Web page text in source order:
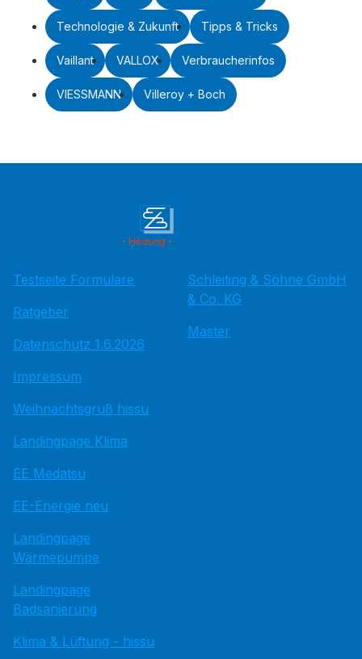
Technologie & Zukunft Tipps & Tricks
Vaillant VALLOX Verbraucherinfos
VIESSMANN Villeroy + Boch
Testseite Formulare
Ratgeber
Datenschutz 1.6.2026
Impressum
Weihnachtsgruß hissu
Landingpage Klima
EE Medatsu
EE-Energie neu
Landingpage
Wärmepumpe
Landingpage
Badsanierung
Klima & Lüftung - hissu
Schleiting & Söhne GmbH
& Co. KG
Master